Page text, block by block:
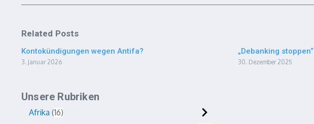
Related Posts
Kontokündigungen wegen Antifa?
3. Januar 2026
„Debanking stoppen“
30. Dezember 2025
Unsere Rubriken
Afrika 16